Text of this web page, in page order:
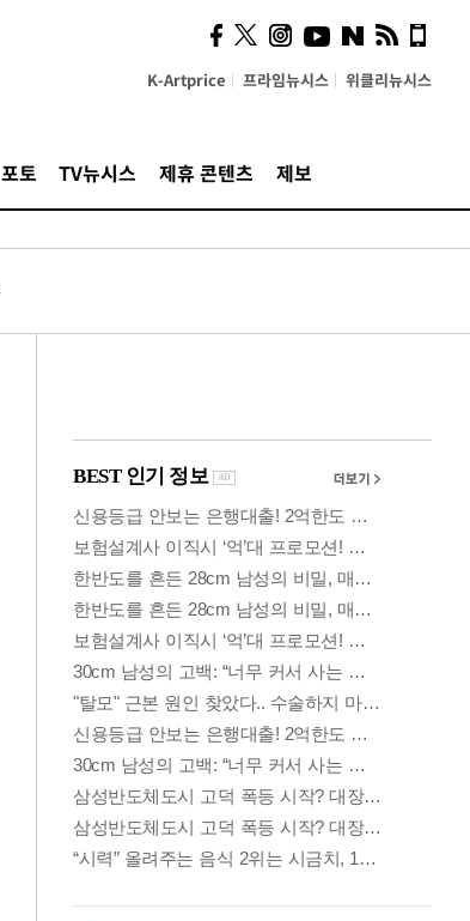
K-Artprice 프라임뉴시스 위클리뉴시스
포토 TV뉴시스 제휴 콘텐츠 제보
사이 해답 찾았죠"…알을
깨고 나온 '초자아'